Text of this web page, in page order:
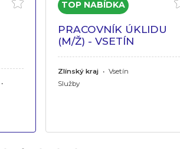
•
PRACOVNÍK ÚKLIDU
(M/Ž) - VSETÍN
Zlínský kraj • Vsetín
Služby